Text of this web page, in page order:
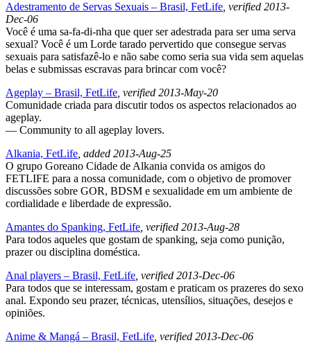
Adestramento de Servas Sexuais – Brasil, FetLife , verified 2013-
Dec-06
Você é uma sa-fa-di-nha que quer ser adestrada para ser uma serva
sexual? Você é um Lorde tarado pervertido que consegue servas
sexuais para satisfazê-lo e não sabe como seria sua vida sem aquelas
belas e submissas escravas para brincar com você?
Ageplay – Brasil, FetLife , verified 2013-May-20
Comunidade criada para discutir todos os aspectos relacionados ao
ageplay.
— Community to all ageplay lovers.
Alkania, FetLife , added 2013-Aug-25
O grupo Goreano Cidade de Alkania convida os amigos do
FETLIFE para a nossa comunidade, com o objetivo de promover
discussões sobre GOR, BDSM e sexualidade em um ambiente de
cordialidade e liberdade de expressão.
Amantes do Spanking, FetLife , verified 2013-Aug-28
Para todos aqueles que gostam de spanking, seja como punição,
prazer ou disciplina doméstica.
Anal players – Brasil, FetLife , verified 2013-Dec-06
Para todos que se interessam, gostam e praticam os prazeres do sexo
anal. Expondo seu prazer, técnicas, utensílios, situações, desejos e
opiniões.
Anime & Mangá – Brasil, FetLife , verified 2013-Dec-06